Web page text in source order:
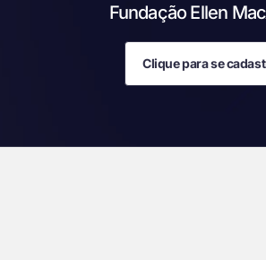
Fundação Ellen
Clique para se